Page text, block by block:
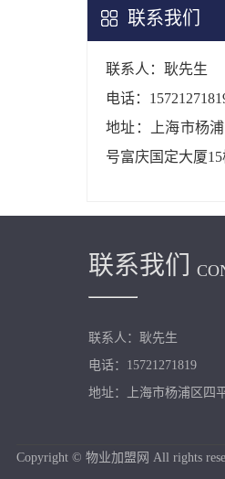
联系我们
联系人：耿先生
电话：
地址：上海市杨
号富庆国定大厦
联系我们
联系人：耿先生
电话：15721271819
地址：上海市杨浦区四
Copyright © 物业加盟网 All rights